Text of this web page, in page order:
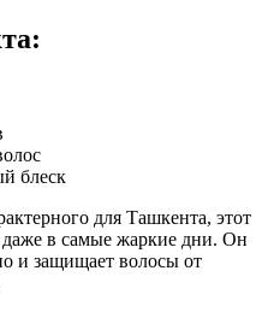
блеск
для Ташкента, этот
даже в самые жаркие дни. Он
и защищает волосы от